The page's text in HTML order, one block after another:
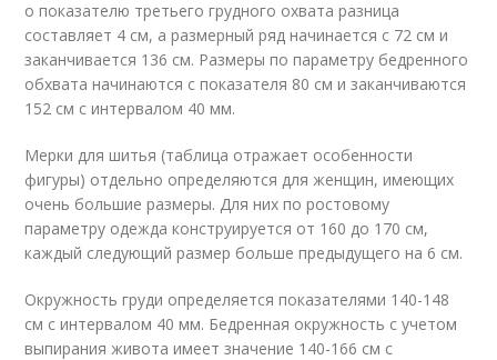
о показателю третьего грудного охвата разница
составляет 4 см, а размерный ряд начинается с 72 см и
заканчивается 136 см. Размеры по параметру бедренного
обхвата начинаются с показателя 80 см и заканчиваются
152 см с интервалом 40 мм.
Мерки для шитья (таблица отражает особенности
фигуры) отдельно определяются для женщин, имеющих
очень большие размеры. Для них по ростовому
параметру одежда конструируется от 160 до 170 см,
каждый следующий размер больше предыдущего на 6 см.
Окружность груди определяется показателями 140-148
см с интервалом 40 мм. Бедренная окружность с учетом
выпирания живота имеет значение 140-166 см с